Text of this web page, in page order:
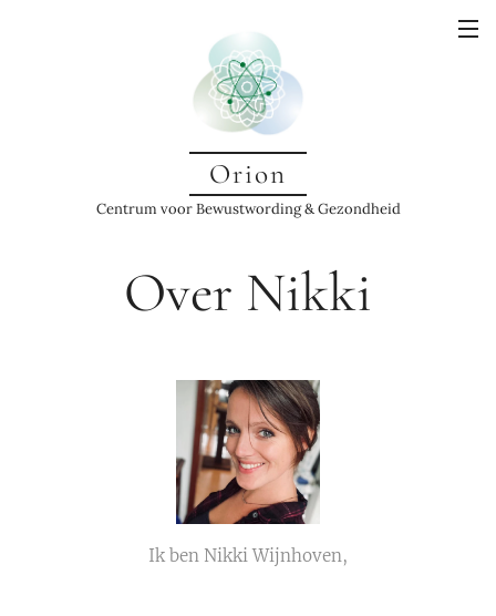
Orion
Centrum voor Bewustwording & Gezondheid
Over Nikki
Ik ben Nikki Wijnhoven,